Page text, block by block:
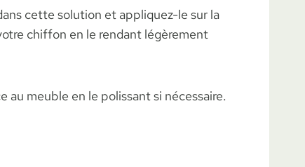
cette solution et appliquez-le sur la
chiffon en le rendant légèrement
meuble en le polissant si nécessaire.